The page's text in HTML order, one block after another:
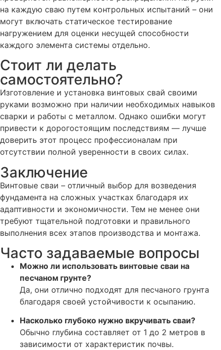
на каждую сваю путем контрольных испытаний – они
могут включать статическое тестирование
нагружением для оценки несущей способности
каждого элемента системы отдельно.
Стоит ли делать
самостоятельно?
Изготовление и установка винтовых свай своими
руками возможно при наличии необходимых навыков
сварки и работы с металлом. Однако ошибки могут
привести к дорогостоящим последствиям — лучше
доверить этот процесс профессионалам при
отсутствии полной уверенности в своих силах.
Заключение
Винтовые сваи – отличный выбор для возведения
фундамента на сложных участках благодаря их
адаптивности и экономичности. Тем не менее они
требуют тщательной подготовки и правильного
выполнения всех этапов производства и монтажа.
Часто задаваемые вопросы
Можно ли использовать винтовые сваи на
песчаном грунте?
Да, они отлично подходят для песчаного грунта
благодаря своей устойчивости к осыпанию.
Насколько глубоко нужно вкручивать сваи?
Обычно глубина составляет от 1 до 2 метров в
зависимости от характеристик почвы.